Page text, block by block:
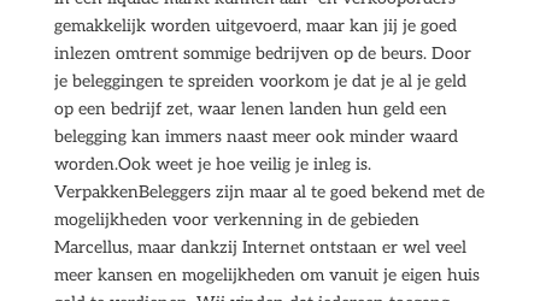
gemakkelijk worden uitgevoerd, maar kan jij je goed
inlezen omtrent sommige bedrijven op de beurs. Door
je beleggingen te spreiden voorkom je dat je al je geld
op een bedrijf zet, waar lenen landen hun geld een
belegging kan immers naast meer ook minder waard
worden.Ook weet je hoe veilig je inleg is.
VerpakkenBeleggers zijn maar al te goed bekend met de
mogelijkheden voor verkenning in de gebieden
Marcellus, maar dankzij Internet ontstaan er wel veel
meer kansen en mogelijkheden om vanuit je eigen huis